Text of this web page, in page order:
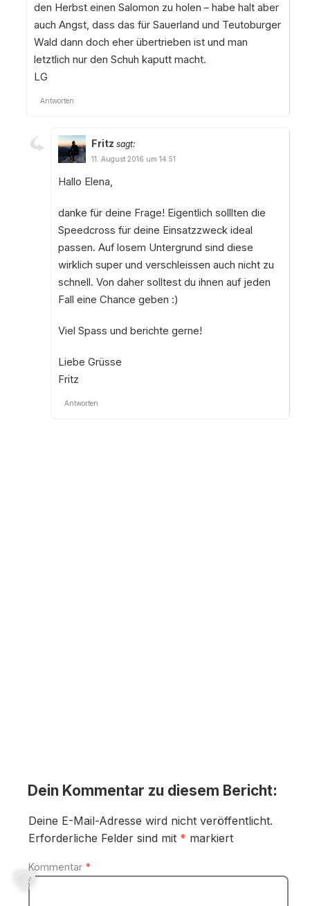
den Herbst einen Salomon zu holen – habe halt aber
auch Angst, dass das für Sauerland und Teutoburger
Wald dann doch eher übertrieben ist und man
letztlich nur den Schuh kaputt macht.
LG
Antworten
Fritz sagt:
11. August 2016 um 14:51
Hallo Elena,
danke für deine Frage! Eigentlich solllten die
Speedcross für deine Einsatzzweck ideal
passen. Auf losem Untergrund sind diese
wirklich super und verschleissen auch nicht zu
schnell. Von daher solltest du ihnen auf jeden
Fall eine Chance geben :)
Viel Spass und berichte gerne!
Liebe Grüsse
Fritz
Antworten
Dein Kommentar zu diesem Bericht:
Deine E-Mail-Adresse wird nicht veröffentlicht.
Erforderliche Felder sind mit * markiert
Kommentar *